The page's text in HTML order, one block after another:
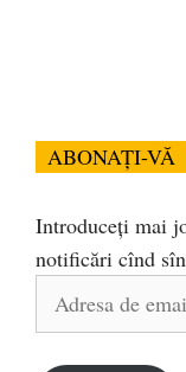
ABONAȚI-VĂ
Introduceți mai
notificări cînd
Adresa